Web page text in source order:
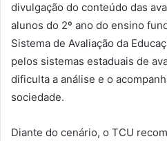
divulgação do conteúdo das
alunos do 2º ano do ensino
Sistema de Avaliação da
pelos sistemas estaduais de
dificulta a análise e o
sociedade.
Diante do cenário, o TCU